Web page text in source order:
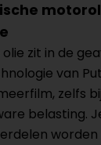
zit in de
van
zelfs
belasting.